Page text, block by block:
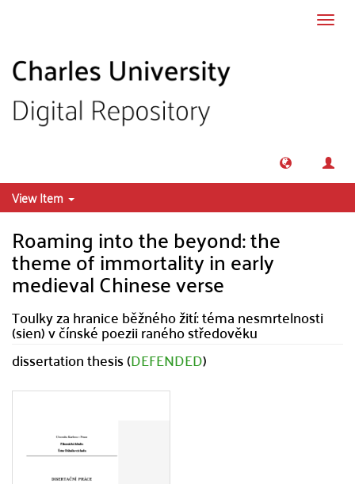
View Item
Roaming into the beyond: the
theme of immortality in early
medieval Chinese verse
Toulky za hranice běžného žití: téma nesmrtelnosti
(sien) v čínské poezii raného středověku
dissertation thesis (DEFENDED)